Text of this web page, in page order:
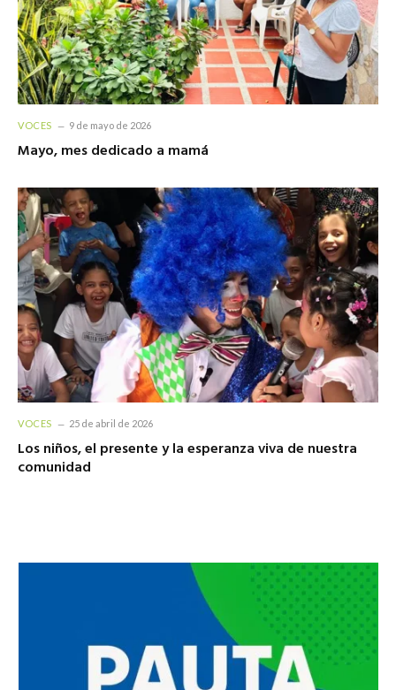
VOCES 9 de mayo de 2026
Mayo, mes dedicado a mamá
VOCES 25 de abril de 2026
Los niños, el presente y la esperanza viva de nuestra
comunidad